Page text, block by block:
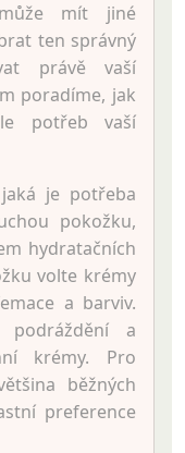
mít jiné
ten správný
právě vaší
poradíme, jak
potřeb vaší
je potřeba
pokožku,
hydratačních
volte krémy
a barviv.
a
krémy. Pro
běžných
preference